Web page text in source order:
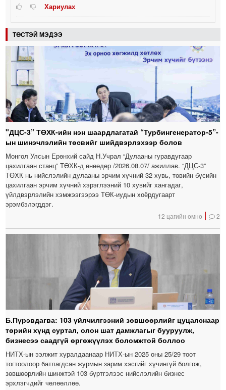
Хариулах
ТӨСТЭЙ МЭДЭЭ
"ДЦС-3” ТӨХК-ийн нэн шаардлагатай “Турбингенератор-5”-
ын шинэчлэлийн төсвийг шийдвэрлэхээр болов
Монгол Улсын Ерөнхий сайд Н.Учрал “Дулааны гуравдугаар
цахилгаан станц” ТӨХК-д өнөөдөр /2026.08.07/ ажиллав. “ДЦС-3”
ТӨХК нь нийслэлийн дулааны эрчим хүчний 32 хувь, төвийн бүсийн
цахилгаан эрчим хүчний хэрэглээний 10 хувийг хангадаг,
үйлдвэрлэлийн хэмжээгээрээ ТӨК-иудын хоёрдугаарт
эрэмбэлэгддэг.
12 цагийн өмнө 2
Б.Пүрэвдагва: 103 үйлчилгээний зөвшөөрлийг цуцалснаар
төрийн хүнд суртал, олон шат дамжлагыг бууруулж,
бизнесээ саадгүй өргөжүүлэх боломжтой боллоо
НИТХ-ын ээлжит хуралдаанаар НИТХ-ын 2025 оны 25/29 тоот
тогтоолоор батлагдсан журмын зарим хэсгийг хүчингүй болгож,
зөвшөөрлийн шинжтэй 103 бүртгэлээс нийслэлийн бизнес
эрхлэгчдийг чөлөөллөө.